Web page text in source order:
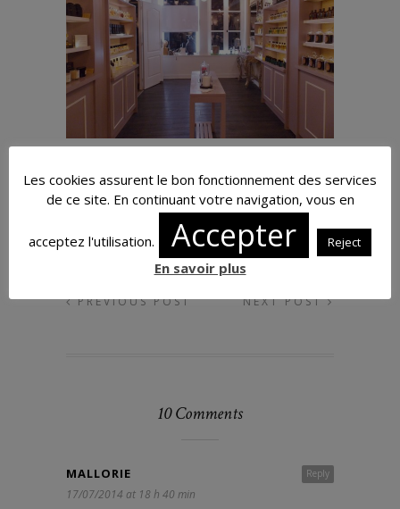
19/11/2016
PREVIOUS POST NEXT POST
10 Comments
Reply
MALLORIE
17/07/2014 at 18 h 40 min
Les cookies assurent le bon fonctionnement des services
de ce site. En continuant votre navigation, vous en
acceptez l'utilisation. Accepter Reject
En savoir plus